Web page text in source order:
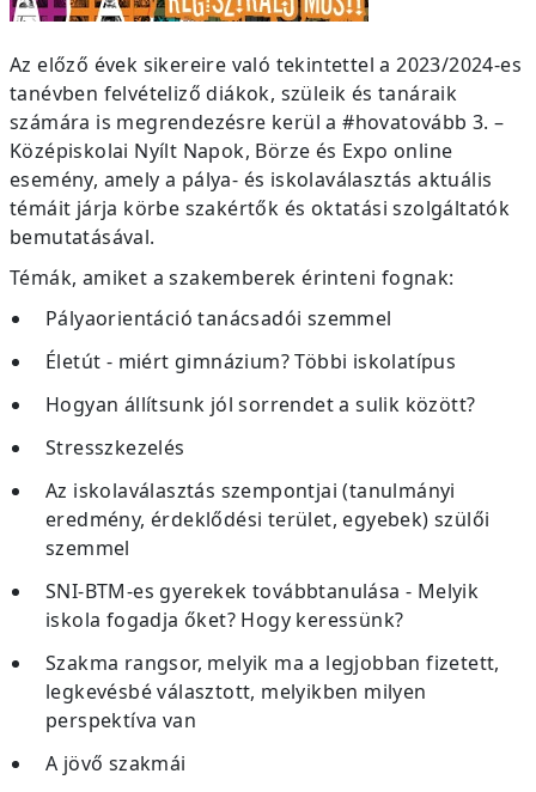
Az előző évek sikereire való tekintettel a 2023/2024-es
tanévben felvételiző diákok, szüleik és tanáraik
számára is megrendezésre kerül a #hovatovább 3. –
Középiskolai Nyílt Napok, Börze és Expo online
esemény, amely a pálya- és iskolaválasztás aktuális
témáit járja körbe szakértők és oktatási szolgáltatók
bemutatásával.
Témák, amiket a szakemberek érinteni fognak:
Pályaorientáció tanácsadói szemmel
Életút - miért gimnázium? Többi iskolatípus
Hogyan állítsunk jól sorrendet a sulik között?
Stresszkezelés
Az iskolaválasztás szempontjai (tanulmányi
eredmény, érdeklődési terület, egyebek) szülői
szemmel
SNI-BTM-es gyerekek továbbtanulása - Melyik
iskola fogadja őket? Hogy keressünk?
Szakma rangsor, melyik ma a legjobban fizetett,
legkevésbé választott, melyikben milyen
perspektíva van
A jövő szakmái